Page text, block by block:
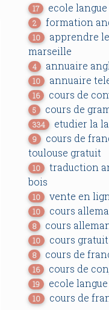
17 ecole
2 formation
10
apprendre
marseille
4 annuaire
10 annuaire
16 cours de
5 cours de
334 etudier la
9
cours de
toulouse gratuit
10
traduction
bois
10 vente en
10 cours
8 cours
10 cours
8 cours de
16 cours de
19 ecole
10 cours de